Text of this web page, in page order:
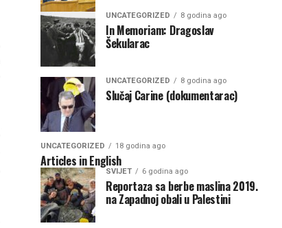
UNCATEGORIZED 8 godina ago
In Memoriam: Dragoslav
Šekularac
UNCATEGORIZED 8 godina ago
Slučaj Carine (dokumentarac)
UNCATEGORIZED 18 godina ago
Articles in English
SVIJET 6 godina ago
Reportaza sa berbe maslina 2019.
na Zapadnoj obali u Palestini